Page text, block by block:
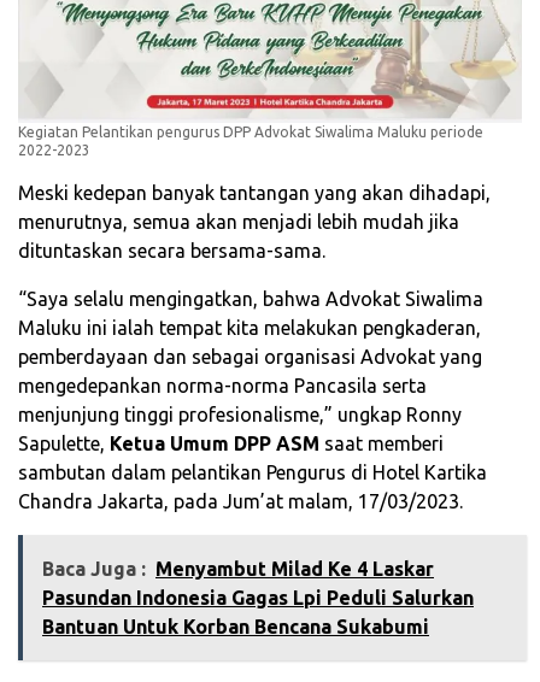
Kegiatan Pelantikan pengurus DPP Advokat Siwalima Maluku periode
2022-2023
Meski kedepan banyak tantangan yang akan dihadapi,
menurutnya, semua akan menjadi lebih mudah jika
dituntaskan secara bersama-sama.
“Saya selalu mengingatkan, bahwa Advokat Siwalima
Maluku ini ialah tempat kita melakukan pengkaderan,
pemberdayaan dan sebagai organisasi Advokat yang
mengedepankan norma-norma Pancasila serta
menjunjung tinggi profesionalisme,” ungkap Ronny
Sapulette, Ketua Umum DPP ASM saat memberi
sambutan dalam pelantikan Pengurus di Hotel Kartika
Chandra Jakarta, pada Jum’at malam, 17/03/2023.
Baca Juga : Menyambut Milad Ke 4 Laskar
Pasundan Indonesia Gagas Lpi Peduli Salurkan
Bantuan Untuk Korban Bencana Sukabumi